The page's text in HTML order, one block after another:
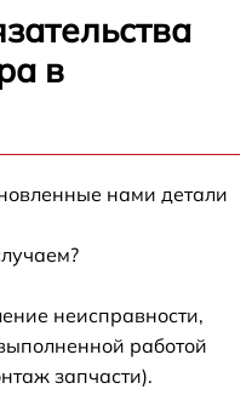
в
нами детали
неисправности,
работой
запчасти).